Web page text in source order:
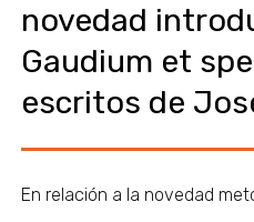
novedad
Gaudium et
escritos de
En relación a la novedad